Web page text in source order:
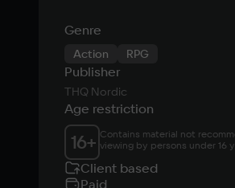
Genre
Action RPG
Publisher
THQ Nordic
Age restriction
16+ Contains material not
viewing by persons under 16
Client based
Paid